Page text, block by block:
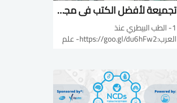
تجميعة لأفضل الكتب فى مجال الطب البيطرى
1- الطب البيطري عندَ
العرب:https://goo.gl/du6hFw2- علم
دليل الكشف البيطري على
اللحوم:https://goo.gl/pfczwA4-
الدواجن, رعاية- تغذية -